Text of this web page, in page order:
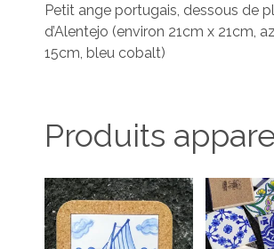
Petit ange portugais, dessous de
d’Alentejo (environ 21cm x 21cm,
15cm, bleu cobalt)
Produits